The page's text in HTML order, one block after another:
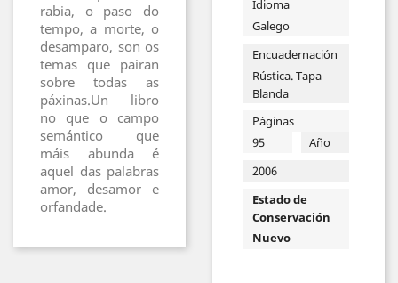
rabia, o paso do
tempo, a morte, o
desamparo, son os
temas que pairan
sobre todas as
páxinas.Un libro
no que o campo
semántico que
máis abunda é
aquel das palabras
amor, desamor e
orfandade.
Idioma
Galego
Encuadernación
Rústica. Tapa
Blanda
Páginas
95
Año
2006
Estado de
Conservación
Nuevo